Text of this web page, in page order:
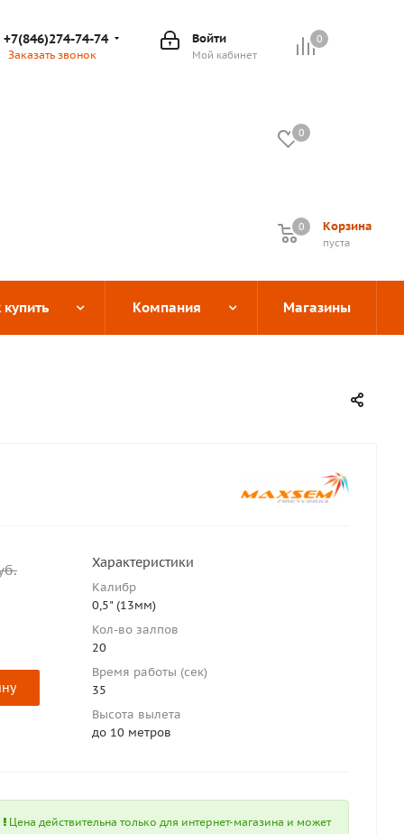
0
0
Корзина
0
пуста
0
Войти
Мой кабинет
+7(846)274-74-74
Заказать звонок
купить Компания Магазины
Характеристики
Калибр
0,5" (13мм)
Кол-во залпов
20
Время работы (сек)
35
Высота вылета
до 10 метров
Цена действительна только для интернет-магазина и может